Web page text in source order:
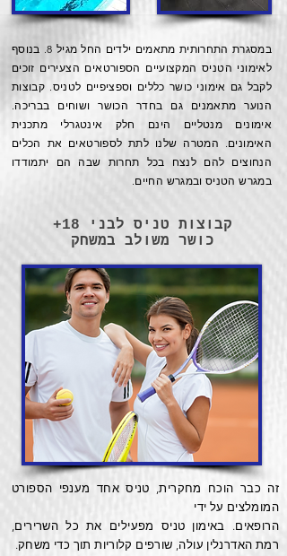
במסגרת התחרותית מתאמים ילדים החל מגיל 8. בנוסף
לאימוני הטניס המקצועיים הספורטאים הצעירים זוכים
לקבל גם אימוני כושר כללים וספציפיים לטניס. קבוצות
הנוער מתאמנים גם בחדר הכושר ושוחים בבריכה.
אימונים מנטליים הינם חלק אינטגרלי מתכנית
האימונים. המטרה שלנו לתת לספורטאים את הכלים
הנחוצים להם לנצח בכל תחרות שבה הם יתמודדו
במגרש הטניס ובמגרש החיים.
קבוצות טניס לבני 18+
כושר משולב במשחק
זה כבר הוכח מחקרית, טניס אחד מענפי הספורט
המומלצים על ידי
הרופאים. באימון טניס מפעילים את כל השרירים,
רמת האדרנלין עולה, שורפים קלוריות תוך כדי משחק.